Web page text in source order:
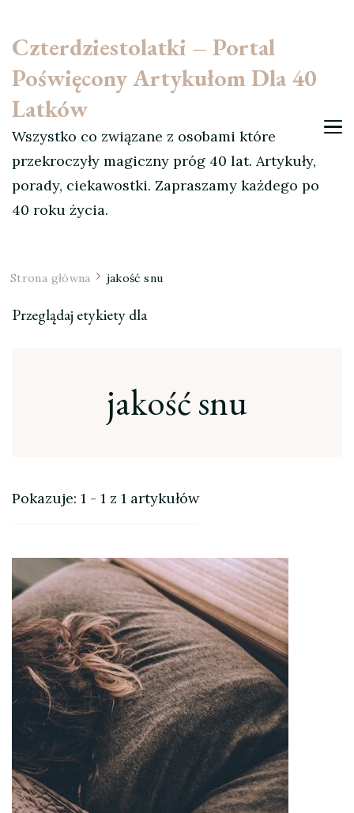
Czterdziestolatki – Portal
Poświęcony Artykułom Dla 40
Latków
Wszystko co związane z osobami które
przekroczyły magiczny próg 40 lat. Artykuły,
porady, ciekawostki. Zapraszamy każdego po
40 roku życia.
Strona główna jakość snu
Przeglądaj etykiety dla
jakość snu
Pokazuje: 1 - 1 z 1 artykułów